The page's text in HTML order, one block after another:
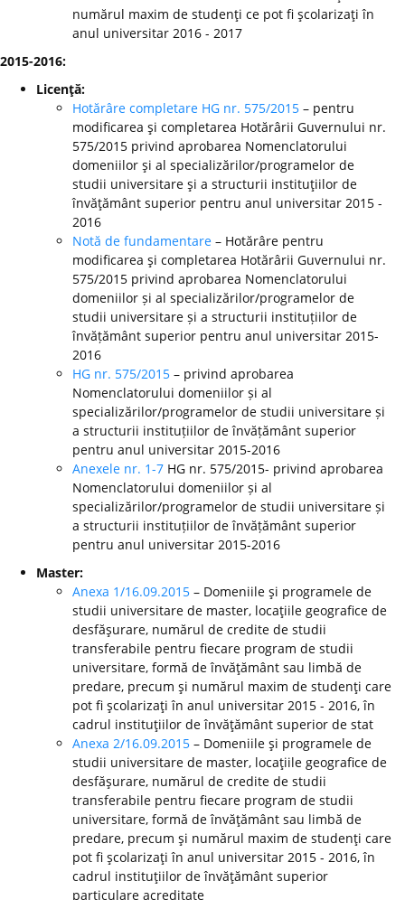
numărul maxim de studenţi ce pot fi şcolarizaţi în
anul universitar 2016 - 2017
2015-2016:
Licenţă:
Hotărâre completare HG nr. 575/2015 – pentru
modificarea şi completarea Hotărârii Guvernului nr.
575/2015 privind aprobarea Nomenclatorului
domeniilor şi al specializărilor/programelor de
studii universitare şi a structurii instituţiilor de
învăţământ superior pentru anul universitar 2015 -
2016
Notă de fundamentare – Hotărâre pentru
modificarea şi completarea Hotărârii Guvernului nr.
575/2015 privind aprobarea Nomenclatorului
domeniilor și al specializărilor/programelor de
studii universitare și a structurii instituțiilor de
învățământ superior pentru anul universitar 2015-
2016
HG nr. 575/2015 – privind aprobarea
Nomenclatorului domeniilor și al
specializărilor/programelor de studii universitare și
a structurii instituțiilor de învățământ superior
pentru anul universitar 2015-2016
Anexele nr. 1-7 HG nr. 575/2015- privind aprobarea
Nomenclatorului domeniilor și al
specializărilor/programelor de studii universitare și
a structurii instituțiilor de învățământ superior
pentru anul universitar 2015-2016
Master:
Anexa 1/16.09.2015 – Domeniile şi programele de
studii universitare de master, locaţiile geografice de
desfăşurare, numărul de credite de studii
transferabile pentru fiecare program de studii
universitare, formă de învăţământ sau limbă de
predare, precum şi numărul maxim de studenţi care
pot fi şcolarizaţi în anul universitar 2015 - 2016, în
cadrul instituţiilor de învăţământ superior de stat
Anexa 2/16.09.2015 – Domeniile şi programele de
studii universitare de master, locaţiile geografice de
desfăşurare, numărul de credite de studii
transferabile pentru fiecare program de studii
universitare, formă de învăţământ sau limbă de
predare, precum şi numărul maxim de studenţi care
pot fi şcolarizaţi în anul universitar 2015 - 2016, în
cadrul instituţiilor de învăţământ superior
particulare acreditate